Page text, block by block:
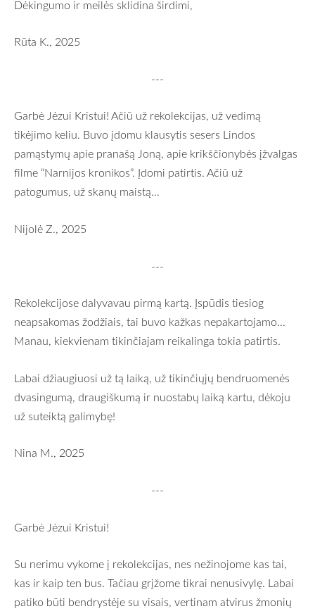
Dėkingumo ir meilės sklidina širdimi,
Rūta K., 2025
---
Garbė Jėzui Kristui! Ačiū už rekolekcijas, už vedimą
tikėjimo keliu. Buvo įdomu klausytis sesers Lindos
pamąstymų apie pranašą Joną, apie krikščionybės įžvalgas
filme “Narnijos kronikos”. Įdomi patirtis. Ačiū už
patogumus, už skanų maistą...
Nijolė Z., 2025
---
Rekolekcijose dalyvavau pirmą kartą. Įspūdis tiesiog
neapsakomas žodžiais, tai buvo kažkas nepakartojamo...
Manau, kiekvienam tikinčiajam reikalinga tokia patirtis.
Labai džiaugiuosi už tą laiką, už tikinčiųjų bendruomenės
dvasingumą, draugiškumą ir nuostabų laiką kartu, dėkoju
už suteiktą galimybę!
Nina M., 2025
---
Garbė Jėzui Kristui!
Su nerimu vykome į rekolekcijas, nes nežinojome kas tai,
kas ir kaip ten bus. Tačiau grįžome tikrai nenusivylę. Labai
patiko būti bendrystėje su visais, vertinam atvirus žmonių